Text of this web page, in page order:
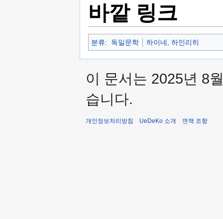
바깥 링크
분류: 독일문학 하이네, 하인리히
이 문서는 2025년 8
습니다.
개인정보처리방침 UeDeKo 소개 면책 조항